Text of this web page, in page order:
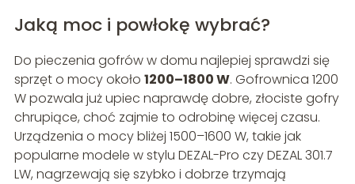
Jaką moc i powłokę wybrać?
Do pieczenia gofrów w domu najlepiej sprawdzi się
sprzęt o mocy około 1200–1800 W. Gofrownica 1200
W pozwala już upiec naprawdę dobre, złociste gofry
chrupiące, choć zajmie to odrobinę więcej czasu.
Urządzenia o mocy bliżej 1500–1600 W, takie jak
popularne modele w stylu DEZAL-Pro czy DEZAL 301.7
LW, nagrzewają się szybko i dobrze trzymają